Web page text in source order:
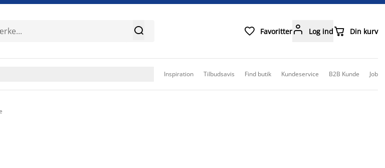
  Favoritter Log ind Din kurv
Inspiration Tilbudsavis Find butik Kundeservice B2B Kunde Job